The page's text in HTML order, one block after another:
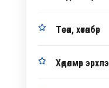
Төсөл, хөтөлбөр
Хөдөлмөр